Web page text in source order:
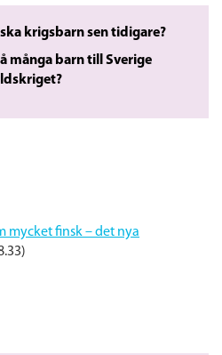
krigsbarn sen tidigare?
många barn till Sverige
mycket finsk – det nya